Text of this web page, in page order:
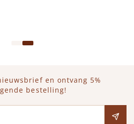
en ontvang 5%
bestelling!